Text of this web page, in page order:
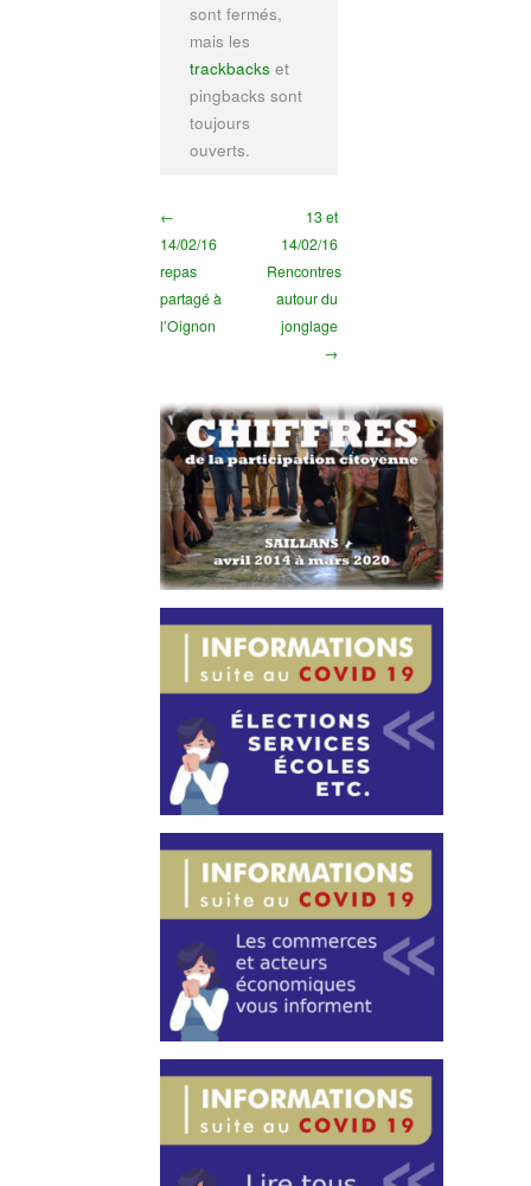
sont fermés,
mais les
trackbacks et
pingbacks sont
toujours
ouverts.
←
14/02/16
repas
partagé à
l’Oignon
13 et
14/02/16
Rencontres
autour du
jonglage
→